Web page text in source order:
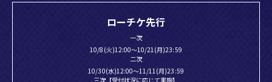
ローチケ先行
一次
10/8(火)12:00～10/21(月)23:59
二次
10/30(水)12:00～11/11(月)23:59
三次【受付状況に応じて実施】